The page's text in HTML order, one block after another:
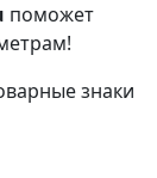
поможет
знаки